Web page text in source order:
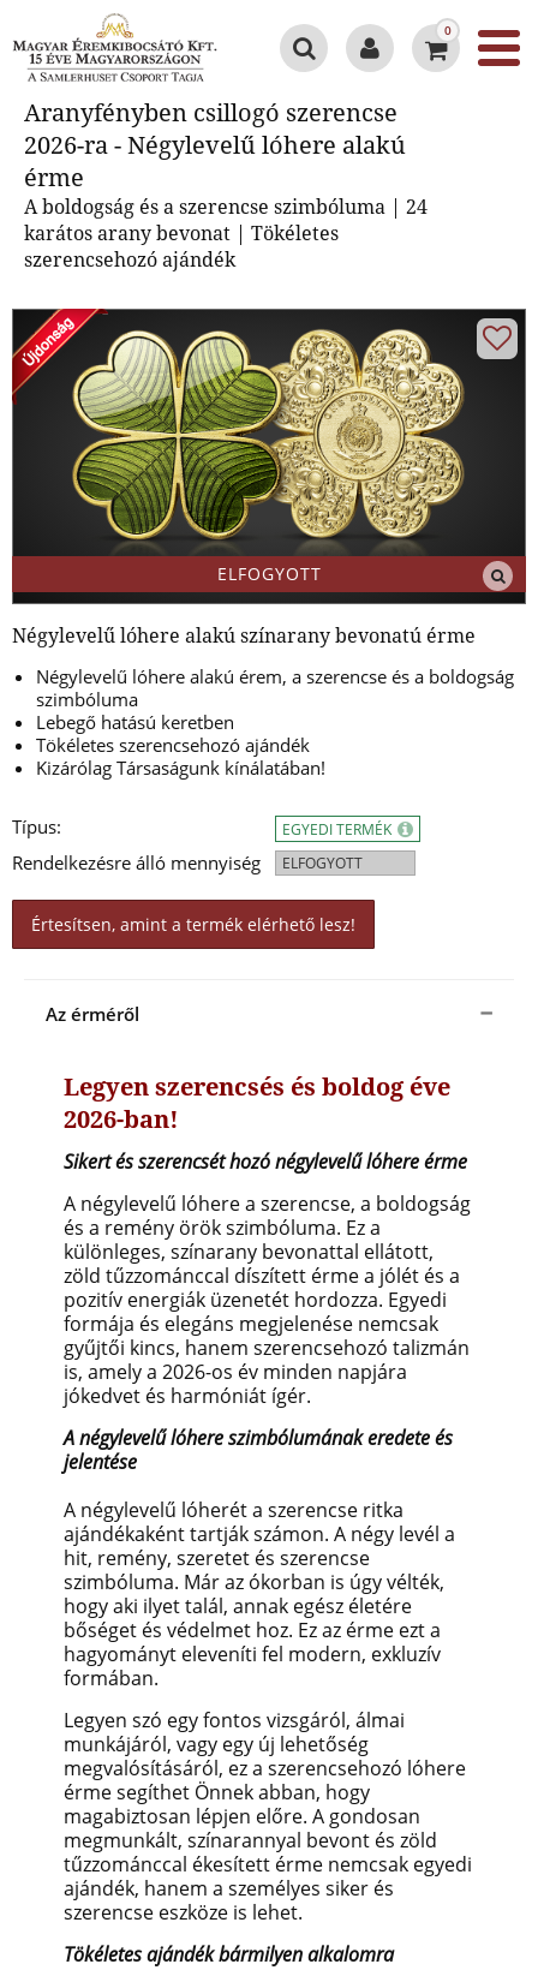
0
Aranyfényben csillogó szerencse
2026-ra - Négylevelű lóhere alakú
érme
A boldogság és a szerencse szimbóluma | 24
karátos arany bevonat | Tökéletes
szerencsehozó ajándék
ELFOGYOTT
Négylevelű lóhere alakú színarany bevonatú érme
Négylevelű lóhere alakú érem, a szerencse és a boldogság
szimbóluma
Lebegő hatású keretben
Tökéletes szerencsehozó ajándék
Kizárólag Társaságunk kínálatában!
Típus:
Rendelkezésre álló mennyiség
EGYEDI TERMÉK
ELFOGYOTT
Értesítsen, amint a termék elérhető lesz!
Az érméről
Legyen szerencsés és boldog éve
2026-ban!
Sikert és szerencsét hozó négylevelű lóhere érme
A négylevelű lóhere a szerencse, a boldogság
és a remény örök szimbóluma. Ez a
különleges, színarany bevonattal ellátott,
zöld tűzzománccal díszített érme a jólét és a
pozitív energiák üzenetét hordozza. Egyedi
formája és elegáns megjelenése nemcsak
gyűjtői kincs, hanem szerencsehozó talizmán
is, amely a 2026-os év minden napjára
jókedvet és harmóniát ígér.
A négylevelű lóhere szimbólumának eredete és
jelentése
A négylevelű lóherét a szerencse ritka
ajándékaként tartják számon. A négy levél a
hit, remény, szeretet és szerencse
szimbóluma. Már az ókorban is úgy vélték,
hogy aki ilyet talál, annak egész életére
bőséget és védelmet hoz. Ez az érme ezt a
hagyományt eleveníti fel modern, exkluzív
formában.
Legyen szó egy fontos vizsgáról, álmai
munkájáról, vagy egy új lehetőség
megvalósításáról, ez a szerencsehozó lóhere
érme segíthet Önnek abban, hogy
magabiztosan lépjen előre. A gondosan
megmunkált, színarannyal bevont és zöld
tűzzománccal ékesített érme nemcsak egyedi
ajándék, hanem a személyes siker és
szerencse eszköze is lehet.
Tökéletes ajándék bármilyen alkalomra
Aranyfényben csillogó szerencse
2026-ra - Négylevelű lóhere alakú
érme